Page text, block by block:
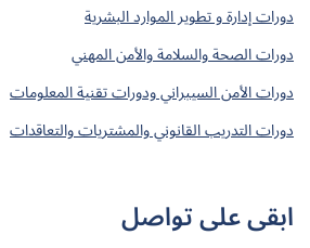
دورات إدارة و تطوير الموارد البشرية
دورات الصحة والسلامة والأمن المهني
دورات الأمن السيبراني ودورات تقنية المعلومات
دورات التدريب القانوني والمشتريات والتعاقدات
ابقى على تواصل